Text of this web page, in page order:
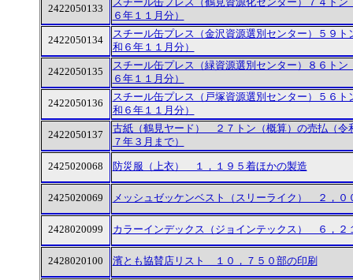
2422050133
スチール缶プレス（鶴見資源化センター）７４トン
６年１１月分）
2422050134
スチール缶プレス（金沢資源選別センター）５９ト
和６年１１月分）
2422050135
スチール缶プレス（緑資源選別センター）８６トン
６年１１月分）
2422050136
スチール缶プレス（戸塚資源選別センター）５６ト
和６年１１月分）
2422050137
古紙（鶴見ヤード） ２７トン（概算）の売払（令
７年３月まで）
2425020068 防災服（上衣） １，１９５着ほかの製造
2425020069 メッシュゼッケンベスト（スリーライク） ２，
2428020099 カラーインデックス（ジョインテックス） ６，
2428020100 濱とも協賛店リスト １０，７５０部の印刷